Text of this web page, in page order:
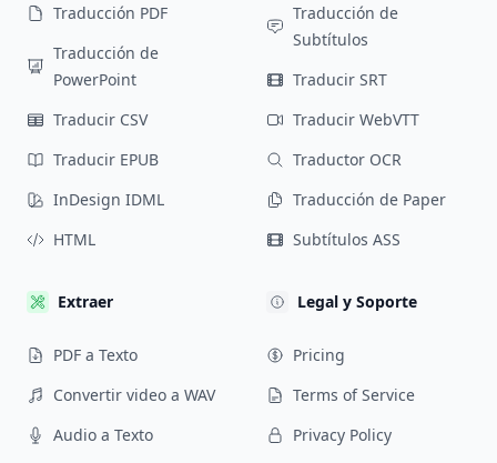
Traducción PDF
Traducción de
PowerPoint
Traducir CSV
Traducir EPUB
InDesign IDML
HTML
Traducción de
Subtítulos
Traducir SRT
Traducir WebVTT
Traductor OCR
Traducción de Paper
Subtítulos ASS
Extraer
PDF a Texto
Convertir video a WAV
Audio a Texto
Legal y Soporte
Pricing
Terms of Service
Privacy Policy